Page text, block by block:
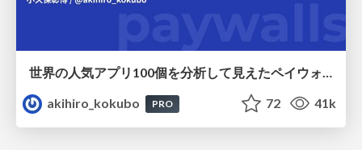
世界の人気アプリ100個を分析して見えたペイウォール設計の心得
akihiro_kokubo
PRO 72 41k